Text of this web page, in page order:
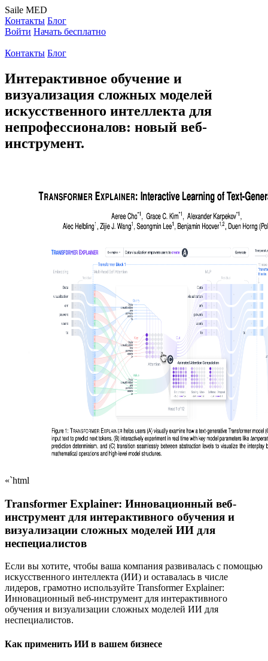
Saile MED
Контакты Блог
Войти Начать бесплатно
Контакты Блог
Интерактивное обучение и
визуализация сложных моделей
искусственного интеллекта для
непрофессионалов: новый веб-
инструмент.
«`html
Transformer Explainer: Инновационный веб-
инструмент для интерактивного обучения и
визуализации сложных моделей ИИ для
неспециалистов
Если вы хотите, чтобы ваша компания развивалась с помощью
искусственного интеллекта (ИИ) и оставалась в числе
лидеров, грамотно используйте Transformer Explainer:
Инновационный веб-инструмент для интерактивного
обучения и визуализации сложных моделей ИИ для
неспециалистов.
Как применить ИИ в вашем бизнесе